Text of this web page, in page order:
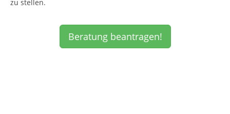
zu stellen.
Beratung beantragen!